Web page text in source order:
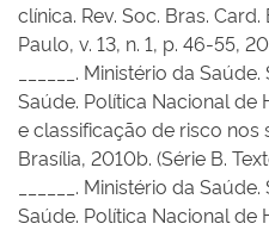
clínica. Rev. Soc. Bras.
Paulo, v. 13, n. 1, p. 46-55,
______. Ministério da
Saúde. Política Nacional
e classificação de risco nos
Brasília, 2010b. (Série B.
______. Ministério da
Saúde. Política Nacional de